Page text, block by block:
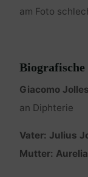
am Foto
Biografische
Giacomo Jolles
an Diphterie
Vater: Julius
Mutter: